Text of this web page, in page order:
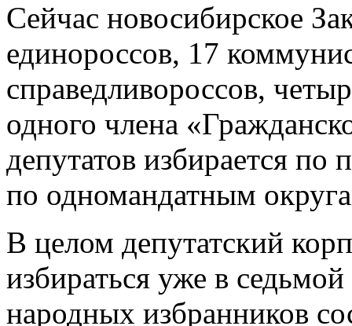
Сейчас новосибирское
единороссов, 17
справедливороссов,
одного члена
депутатов избирается по
по одномандатным
В целом депутатский
избираться уже в
народных избранников